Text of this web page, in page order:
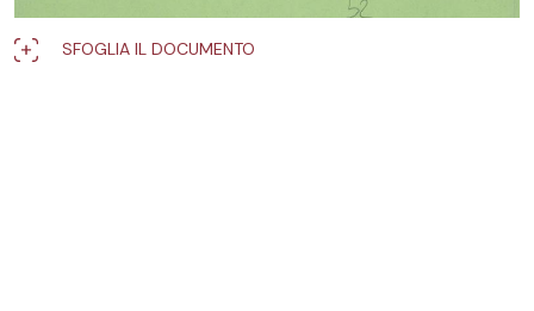
SFOGLIA IL DOCUMENTO